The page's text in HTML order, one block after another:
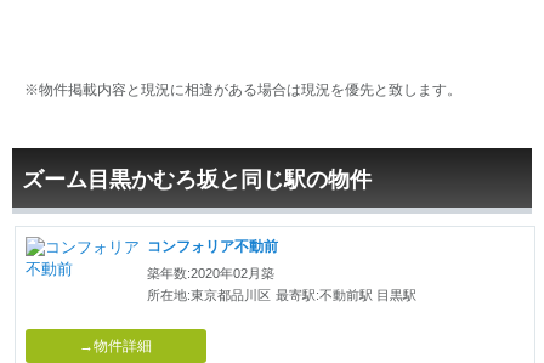
※物件掲載内容と現況に相違がある場合は現況を優先と致します。
ズーム目黒かむろ坂と同じ駅の物件
コンフォリア不動前
築年数:2020年02月築
所在地:東京都品川区 最寄駅:不動前駅 目黒駅
→物件詳細